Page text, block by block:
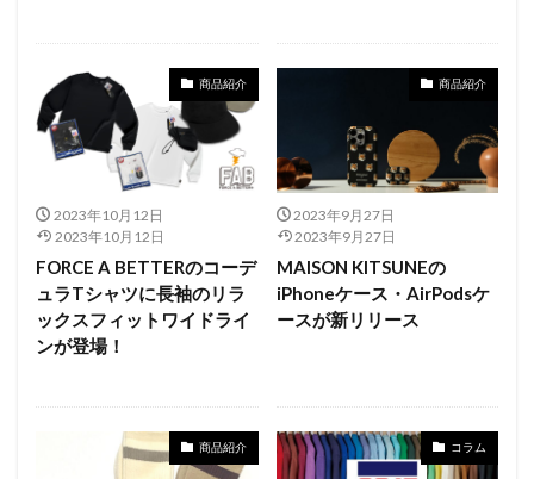
商品紹介
2023年10月12日
2023年10月12日
FORCE A BETTERのコーデ
ュラTシャツに長袖のリラ
ックスフィットワイドライ
ンが登場！
商品紹介
2023年9月27日
2023年9月27日
MAISON KITSUNEの
iPhoneケース・AirPodsケ
ースが新リリース
商品紹介 コラム